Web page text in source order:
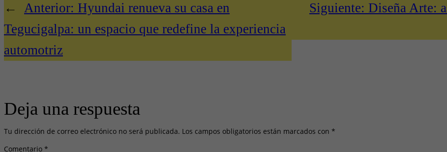
← Anterior: Hyundai renueva su casa en
Tegucigalpa: un espacio que redefine la experiencia
automotriz
Siguiente: Diseña Arte:
Deja una respuesta
Tu dirección de correo electrónico no será publicada. Los campos obligatorios están marcados con *
Comentario *